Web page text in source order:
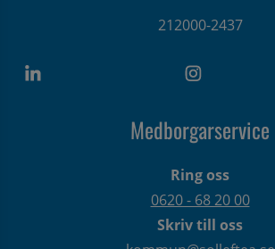
212000-2437
Medborgarservice
Ring oss
0620 - 68 20 00
Skriv till oss